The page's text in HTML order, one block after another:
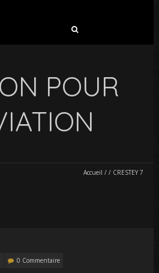
POUR
Accueil / / CRESTEY 7
0 Commentaire